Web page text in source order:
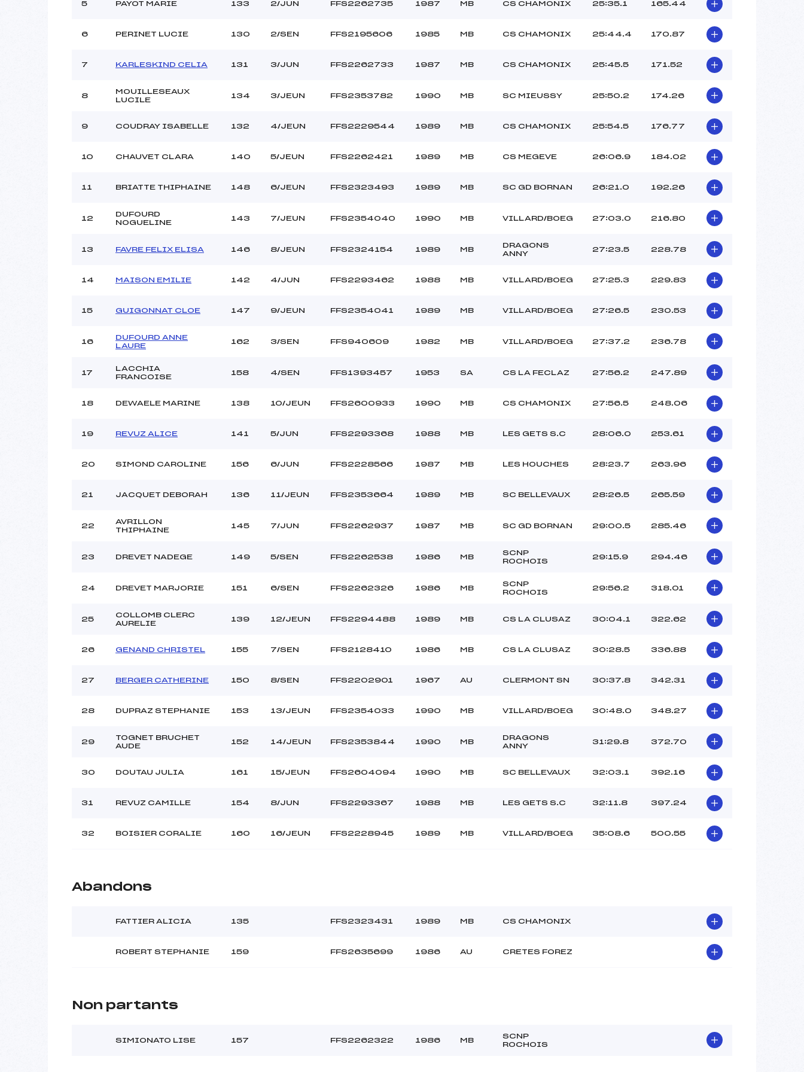
5 PAYOT MARIE 133 2/JUN FFS2262735 1987 MB CS CHAMONIX 25:35.1 165.44
6 PERINET LUCIE 130 2/SEN FFS2195606 1985 MB CS CHAMONIX 25:44.4 170.87
7 KARLESKIND CELIA 131 3/JUN FFS2262733 1987 MB CS CHAMONIX 25:45.5 171.52
8
MOUILLESEAUX
LUCILE
134 3/JEUN FFS2353782 1990 MB SC MIEUSSY 25:50.2 174.26
9 COUDRAY ISABELLE 132 4/JEUN FFS2229544 1989 MB CS CHAMONIX 25:54.5 176.77
10 CHAUVET CLARA 140 5/JEUN FFS2262421 1989 MB CS MEGEVE 26:06.9 184.02
11 BRIATTE THIPHAINE 148 6/JEUN FFS2323493 1989 MB SC GD BORNAN 26:21.0 192.26
12
DUFOURD
NOGUELINE
143 7/JEUN FFS2354040 1990 MB VILLARD/BOEG 27:03.0 216.80
13 FAVRE FELIX ELISA 146 8/JEUN FFS2324154 1989 MB
DRAGONS
ANNY
27:23.5 228.78
14 MAISON EMILIE 142 4/JUN FFS2293462 1988 MB VILLARD/BOEG 27:25.3 229.83
15 GUIGONNAT CLOE 147 9/JEUN FFS2354041 1989 MB VILLARD/BOEG 27:26.5 230.53
16
DUFOURD ANNE
LAURE
162 3/SEN FFS940609 1982 MB VILLARD/BOEG 27:37.2 236.78
17
LACCHIA
FRANCOISE
158 4/SEN FFS1393457 1953 SA CS LA FECLAZ 27:56.2 247.89
18 DEWAELE MARINE 138 10/JEUN FFS2600933 1990 MB CS CHAMONIX 27:56.5 248.06
19 REVUZ ALICE 141 5/JUN FFS2293368 1988 MB LES GETS S.C 28:06.0 253.61
20 SIMOND CAROLINE 156 6/JUN FFS2228566 1987 MB LES HOUCHES 28:23.7 263.96
21 JACQUET DEBORAH 136 11/JEUN FFS2353664 1989 MB SC BELLEVAUX 28:26.5 265.59
22
AVRILLON
THIPHAINE
145 7/JUN FFS2262937 1987 MB SC GD BORNAN 29:00.5 285.46
23 DREVET NADEGE 149 5/SEN FFS2262538 1986 MB
SCNP
ROCHOIS
29:15.9 294.46
24 DREVET MARJORIE 151 6/SEN FFS2262326 1986 MB
SCNP
ROCHOIS
29:56.2 318.01
25
COLLOMB CLERC
AURELIE
139 12/JEUN FFS2294488 1989 MB CS LA CLUSAZ 30:04.1 322.62
26 GENAND CHRISTEL 155 7/SEN FFS2128410 1986 MB CS LA CLUSAZ 30:28.5 336.88
27 BERGER CATHERINE 150 8/SEN FFS2202901 1967 AU CLERMONT SN 30:37.8 342.31
28 DUPRAZ STEPHANIE 153 13/JEUN FFS2354033 1990 MB VILLARD/BOEG 30:48.0 348.27
29
TOGNET BRUCHET
AUDE
152 14/JEUN FFS2353844 1990 MB
DRAGONS
ANNY
31:29.8 372.70
30 DOUTAU JULIA 161 15/JEUN FFS2604094 1990 MB SC BELLEVAUX 32:03.1 392.16
31 REVUZ CAMILLE 154 8/JUN FFS2293367 1988 MB LES GETS S.C 32:11.8 397.24
32 BOISIER CORALIE 160 16/JEUN FFS2228945 1989 MB VILLARD/BOEG 35:08.6 500.55
Abandons
FATTIER ALICIA 135 FFS2323431 1989 MB CS CHAMONIX
ROBERT STEPHANIE 159 FFS2635699 1986 AU CRETES FOREZ
Non partants
SIMIONATO LISE 157 FFS2262322 1986 MB
SCNP
ROCHOIS